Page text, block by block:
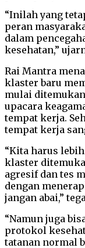
“Inilah yang
peran
dalam
kesehatan,”
Rai Mantra
klaster baru
mulai
upacara
tempat kerja.
tempat kerja
“Kita harus
klaster
agresif dan tes
dengan
jangan abai,”
“Namun juga
protokol
tatanan normal